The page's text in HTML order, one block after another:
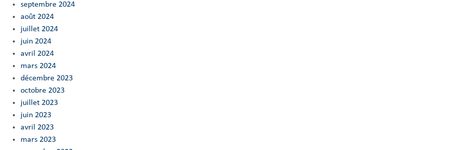
septembre 2024
août 2024
juillet 2024
juin 2024
avril 2024
mars 2024
décembre 2023
octobre 2023
juillet 2023
juin 2023
avril 2023
mars 2023